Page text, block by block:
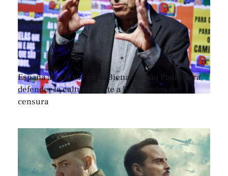
España alza la voz en la Bienal de São Paulo para
defender la cultura frente a los intentos de
censura